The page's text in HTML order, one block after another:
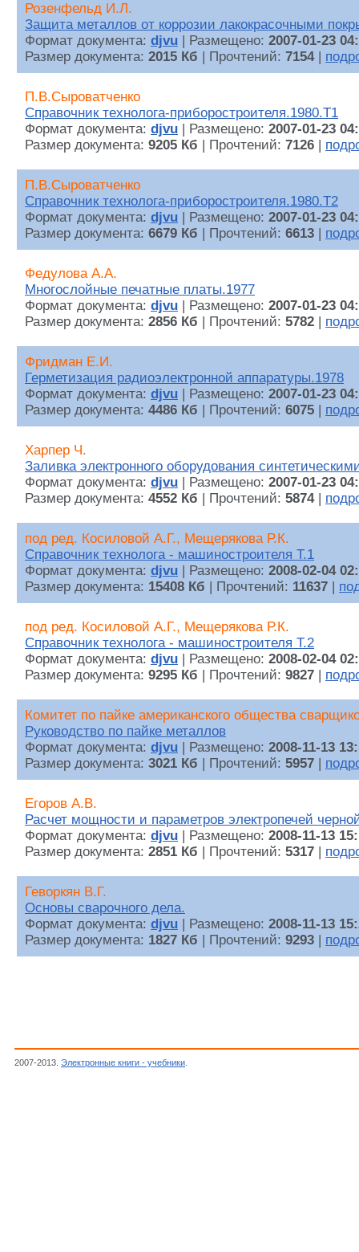
Розенфельд И.Л.
Защита металлов от коррозии лакокрасочными
Формат документа: djvu | Размещено: 2007-01-23
Размер документа: 2015 Кб | Прочтений: 7154|
П.В.Сыроватченко
Справочник технолога-приборостроителя.1980.Т1
Формат документа: djvu | Размещено: 2007-01-23
Размер документа: 9205 Кб | Прочтений: 7126
П.В.Сыроватченко
Справочник технолога-приборостроителя.1980.Т2
Формат документа: djvu | Размещено: 2007-01-23
Размер документа: 6679 Кб | Прочтений: 6613
Федулова А.А.
Многослойные печатные платы.1977
Формат документа: djvu | Размещено: 2007-01-23
Размер документа: 2856 Кб | Прочтений: 5782
Фридман Е.И.
Герметизация радиоэлектронной аппаратуры.1978
Формат документа: djvu | Размещено: 2007-01-23
Размер документа: 4486 Кб | Прочтений: 6075
Харпер Ч.
Заливка электронного оборудования
Формат документа: djvu | Размещено: 2007-01-23
Размер документа: 4552 Кб | Прочтений: 5874|
под ред. Косиловой А.Г., Мещерякова Р.К.
Справочник технолога - машиностроителя Т.1
Формат документа: djvu | Размещено: 2008-02-04
Размер документа: 15408 Кб | Прочтений: 11637
под ред. Косиловой А.Г., Мещерякова Р.К.
Справочник технолога - машиностроителя Т.2
Формат документа: djvu | Размещено: 2008-02-04
Размер документа: 9295 Кб | Прочтений: 9827
Комитет по пайке американского общества
Руководство по пайке металлов
Формат документа: djvu | Размещено: 2008-11-13
Размер документа: 3021 Кб | Прочтений: 5957
Егоров А.В.
Расчет мощности и параметров электропечей
Формат документа: djvu | Размещено: 2008-11-13
Размер документа: 2851 Кб | Прочтений: 5317
Геворкян В.Г.
Основы сварочного дела.
Формат документа: djvu | Размещено: 2008-11-13
Размер документа: 1827 Кб | Прочтений: 9293
2007-2013. Электронные книги - учебники